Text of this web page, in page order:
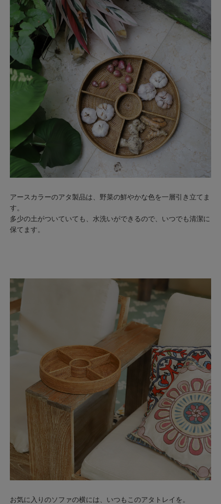
アースカラーのアタ製品は、野菜の鮮やかな色を一層引き立てま
す。
多少の土がついていても、水洗いができるので、いつでも清潔に
保てます。
お気に入りのソファの横には、いつもこのアタトレイを。